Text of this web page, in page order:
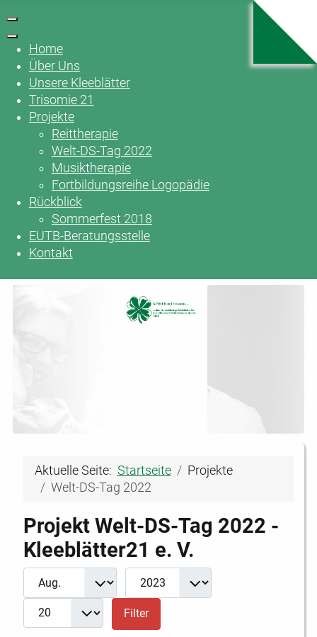
Home
Über Uns
Unsere Kleeblätter
Trisomie 21
Projekte
Reittherapie
Welt-DS-Tag 2022
Musiktherapie
Fortbildungsreihe Logopädie
Rückblick
Sommerfest 2018
EUTB-Beratungsstelle
Kontakt
Aktuelle Seite: Startseite
Projekte
Welt-DS-Tag 2022
Projekt Welt-DS-Tag 2022 -
Kleeblätter21 e. V.
Filter
Monat Jahr
Filter